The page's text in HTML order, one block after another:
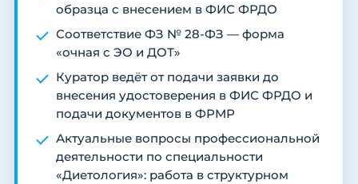
образца с внесением в ФИС ФРДО
Соответствие ФЗ № 28-ФЗ — форма
«очная с ЭО и ДОТ»
Куратор ведёт от подачи заявки до
внесения удостоверения в ФИС ФРДО и
подачи документов в ФРМР
Актуальные вопросы профессиональной
деятельности по специальности
«Диетология»: работа в структурном